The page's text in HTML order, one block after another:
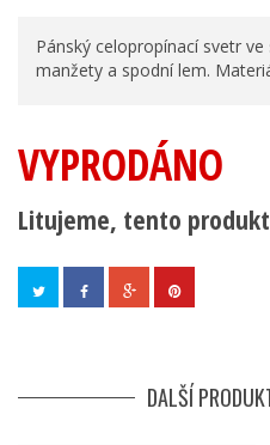
Pánský celopropínací svetr
manžety a spodní lem.
VYPRODÁNO
Litujeme, tento
DALŠÍ